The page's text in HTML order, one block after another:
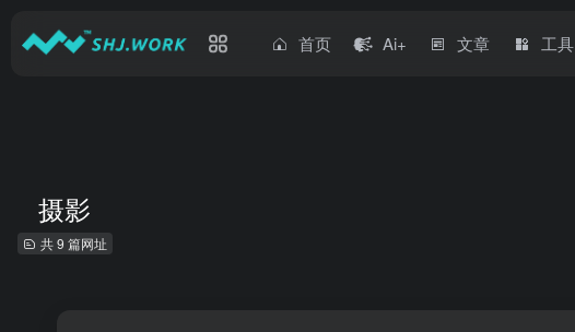
首页 Ai+ 文章 工具
摄影
共 9 篇网址